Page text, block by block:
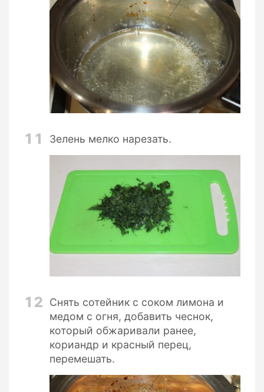
11 Зелень мелко нарезать.
12
Снять сотейник с соком лимона и
медом с огня, добавить чеснок,
который обжаривали ранее,
кориандр и красный перец,
перемешать.